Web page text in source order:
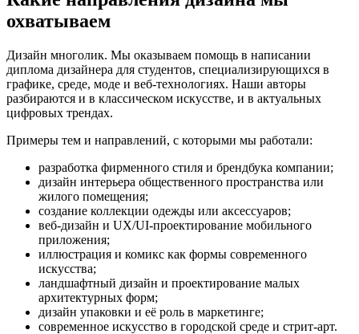
охватываем
Дизайн многолик. Мы оказываем помощь в написании
диплома дизайнера для студентов, специализирующихся в
графике, среде, моде и веб-технологиях. Наши авторы
разбираются и в классическом искусстве, и в актуальных
цифровых трендах.
Примеры тем и направлений, с которыми мы работали:
разработка фирменного стиля и брендбука компании;
дизайн интерьера общественного пространства или
жилого помещения;
создание коллекции одежды или аксессуаров;
веб-дизайн и UX/UI-проектирование мобильного
приложения;
иллюстрация и комикс как формы современного
искусства;
ландшафтный дизайн и проектирование малых
архитектурных форм;
дизайн упаковки и её роль в маркетинге;
современное искусство в городской среде и стрит-арт.